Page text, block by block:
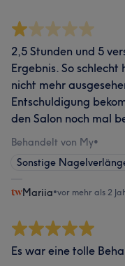
2,5 Stunden und 5
Ergebnis. So
nicht mehr
Entschuldigung
den Salon noch mal
Behandelt von My•
Sonstige
Mariia•vor mehr als 2
Es war eine tolle